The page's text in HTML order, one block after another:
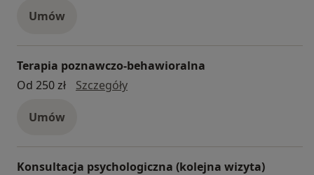
Umów
Terapia poznawczo-behawioralna
Od 250 zł
Szczegółyterapia poznawczo-behawioralna
Umów
Konsultacja psychologiczna (kolejna wizyta)